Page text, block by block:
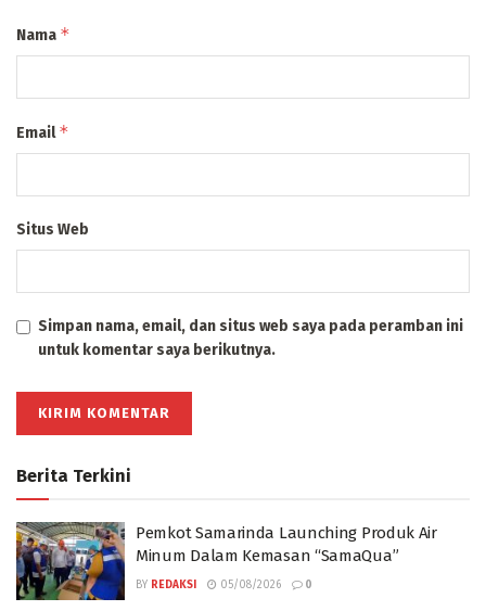
Nama *
Email*
Situs Web
Simpan nama, email, dan situs web saya pada peramban ini
untuk komentar saya berikutnya.
Berita Terkini
Pemkot Samarinda Launching Produk Air
Minum Dalam Kemasan “SamaQua”
BY REDAKSI 05/08/2026 0